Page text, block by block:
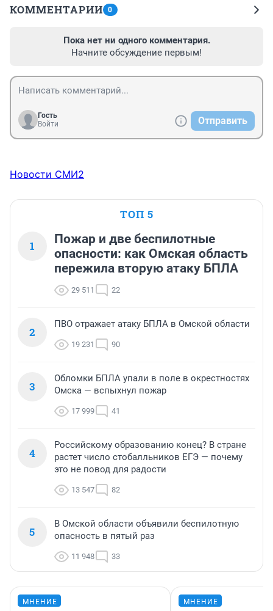
КОММЕНТАРИИ 0
Пока нет ни одного комментария.
Начните обсуждение первым!
Гость
Войти
Отправить
Новости СМИ2
ТОП 5
1
Пожар и две беспилотные
опасности: как Омская область
пережила вторую атаку БПЛА
29 511 22
2
ПВО отражает атаку БПЛА в Омской области
19 231 90
3
Обломки БПЛА упали в поле в окрестностях
Омска — вспыхнул пожар
17 999 41
4
Российскому образованию конец? В стране
растет число стобалльников ЕГЭ — почему
это не повод для радости
13 547 82
5
В Омской области объявили беспилотную
опасность в пятый раз
11 948 33
МНЕНИЕ МНЕНИЕ